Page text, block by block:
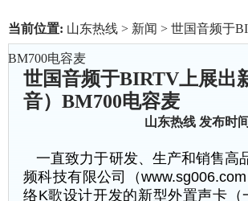
当前位置: 山东热线 > 新闻 > 世国音频于
BM700电容麦
世国音频于BIRTV上展出
音）BM700电容麦
山东热线发布时间
一直致力于研发、生产和销售高
频科技有限公司（www.sg006.com
络K歌设计开发的新型外置声卡